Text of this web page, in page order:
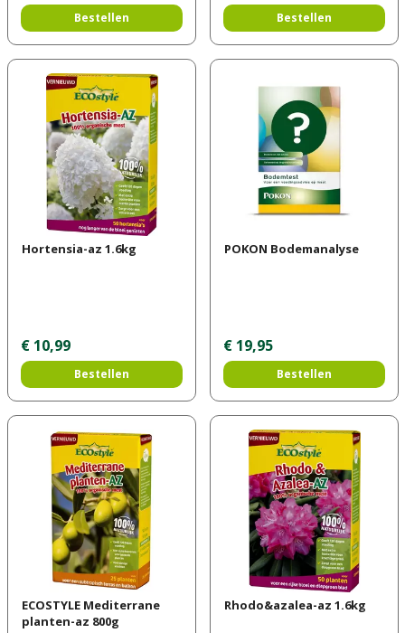
Bestellen Bestellen
Hortensia-az 1.6kg
€ 10,99
Bestellen
POKON Bodemanalyse
€ 19,95
Bestellen
ECOSTYLE Mediterrane
planten-az 800g
Rhodo&azalea-az 1.6kg